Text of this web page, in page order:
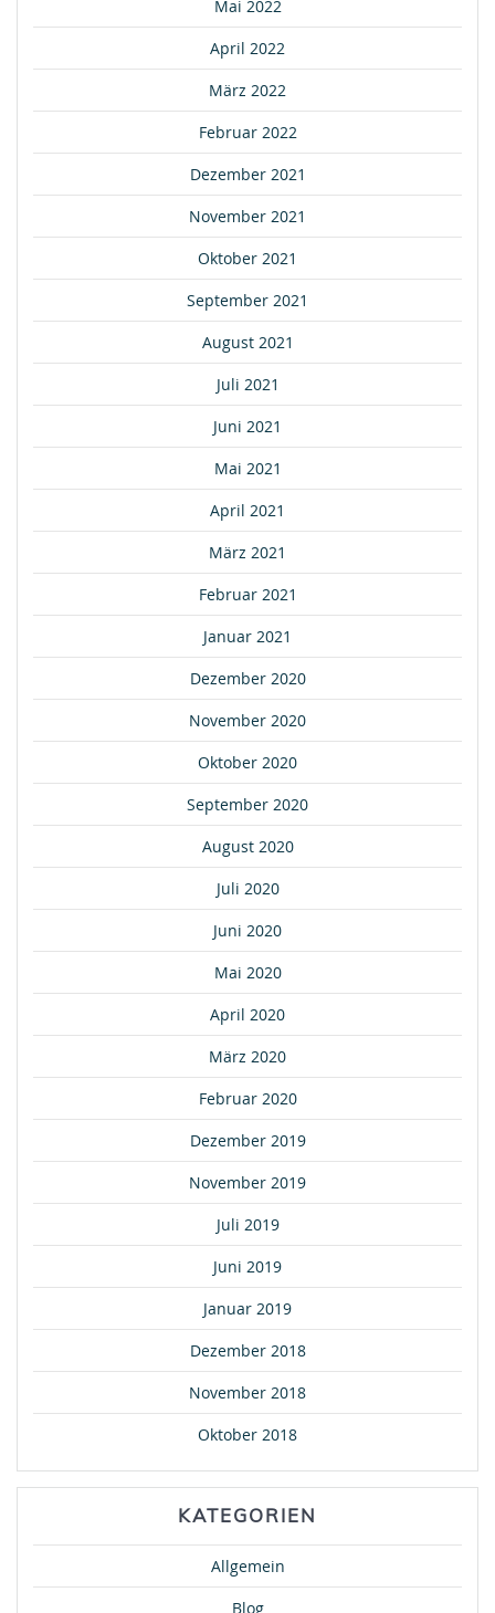
Mai 2022
April 2022
März 2022
Februar 2022
Dezember 2021
November 2021
Oktober 2021
September 2021
August 2021
Juli 2021
Juni 2021
Mai 2021
April 2021
März 2021
Februar 2021
Januar 2021
Dezember 2020
November 2020
Oktober 2020
September 2020
August 2020
Juli 2020
Juni 2020
Mai 2020
April 2020
März 2020
Februar 2020
Dezember 2019
November 2019
Juli 2019
Juni 2019
Januar 2019
Dezember 2018
November 2018
Oktober 2018
KATEGORIEN
Allgemein
Blog